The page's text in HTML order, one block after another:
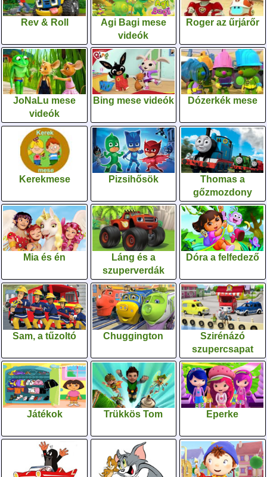
Rev & Roll
Agi Bagi mese
videók
Roger az űrjárőr
JoNaLu mese
videók
Bing mese videók Dózerkék mese
Kerekmese Pizsihősök
Thomas a
gőzmozdony
Mia és én
Láng és a
szuperverdák
Dóra a felfedező
Sam, a tűzoltó Chuggington
Szirénázó
szupercsapat
Játékok Trükkös Tom Eperke